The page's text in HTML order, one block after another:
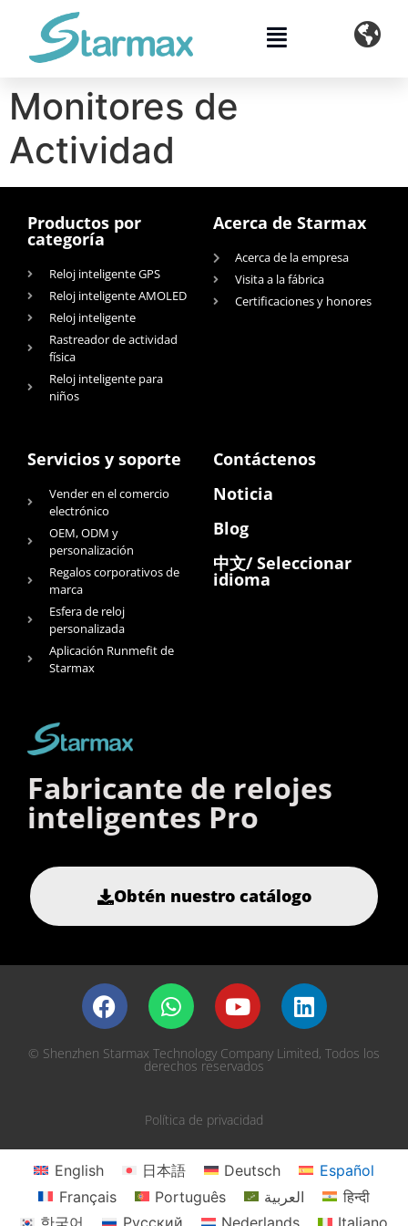
contenido
Monitores de
Actividad
Productos por
categoría
Reloj inteligente GPS
Reloj inteligente AMOLED
Reloj inteligente
Rastreador de actividad
física
Reloj inteligente para
niños
Acerca de Starmax
Acerca de la empresa
Visita a la fábrica
Certificaciones y honores
Servicios y soporte
Vender en el comercio
electrónico
OEM, ODM y
personalización
Regalos corporativos de
marca
Esfera de reloj
personalizada
Aplicación Runmefit de
Starmax
Contáctenos
Noticia
Blog
中文/ Seleccionar
idioma
Fabricante de relojes
inteligentes Pro
Obtén nuestro catálogo
© Shenzhen Starmax Technology Company Limited, Todos los
derechos reservados
Política de privacidad
English 日本語 Deutsch
Español
Français
Português العربية
हिन्दी